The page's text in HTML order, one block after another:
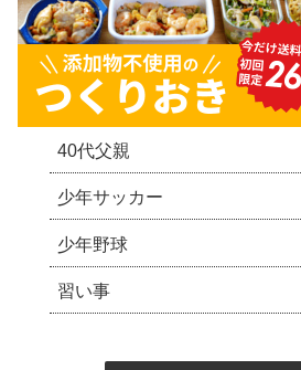
40代父親
少年サッカー
少年野球
習い事